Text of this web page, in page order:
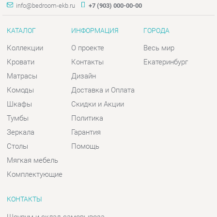
Комоды
Тумбы
Зеркала
Столы
Мягкая мебель
Комплектующие
Доставка и Оплата
Политика
Гарантия
Помощь
Шоурум и склад самовывоза
Адрес: г. Екатеринбург, пер.
Базовый, 47
Телефон: +7 (903) 000-00-00
Пн - Пт:10:00 - 18:00 (GMT+5)